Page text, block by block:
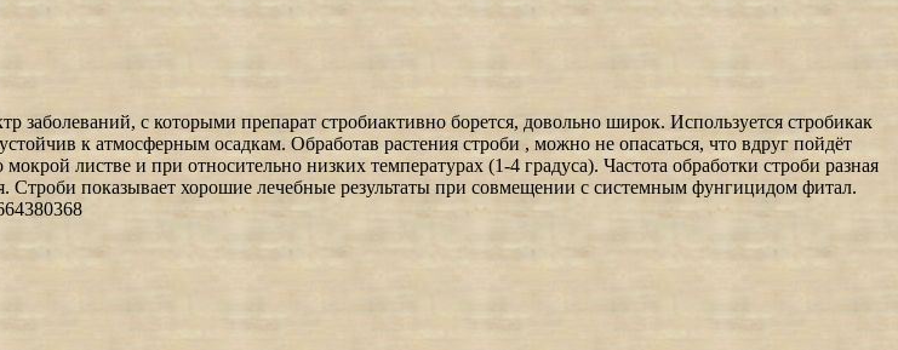
с которыми препарат стробиактивно борется, довольно широк. Используется стробикак
к атмосферным осадкам. Обработав растения строби , можно не опасаться, что вдруг пойдёт
листве и при относительно низких температурах (1-4 градуса). Частота обработки строби разная
Строби показывает хорошие лечебные результаты при совмещении с системным фунгицидом фитал.